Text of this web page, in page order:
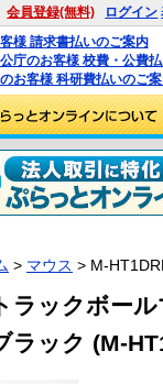
会員登録(無料) ログイン
様 請求書払いのご案内
庁のお客様 校費・公費
お客様 科研費払いのご
> マウス > M-
ラックボー
ラック (M-